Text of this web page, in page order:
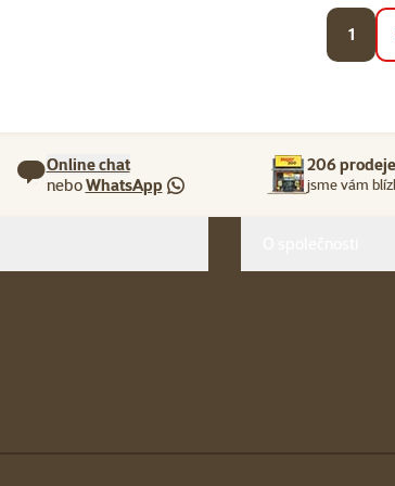
1
Online chat
neboWhatsApp
206
jsme vám